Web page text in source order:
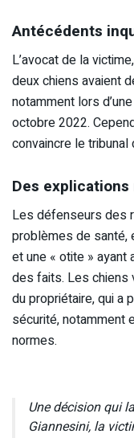
Antécédents
L’avocat de la
deux chiens avaient
notamment lors
octobre 2022.
convaincre le
Des
Les défenseurs des
problèmes de santé,
et une « otite » ayant
des faits. Les chiens
du propriétaire, qui a
sécurité, notamment
normes.
Une décision qui
Giannesini, la